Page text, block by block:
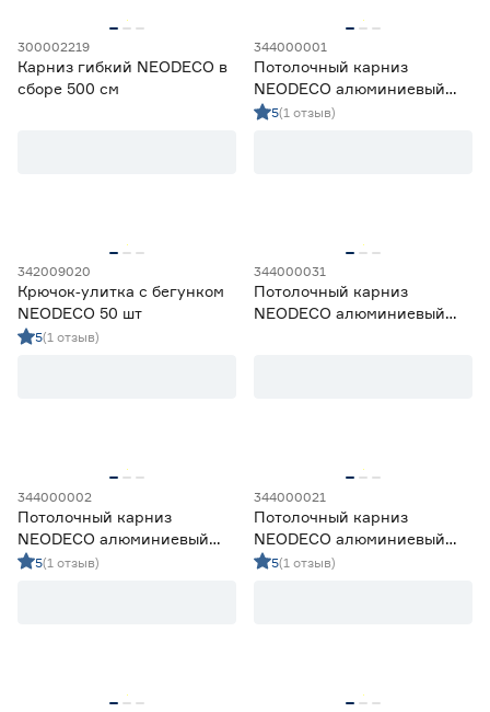
300002219
Карниз гибкий NEODECO в
сборе 500 см
344000001
Потолочный карниз
NEODECO алюминиевый
2‑рядный 180 см черный
5(1 отзыв)
342009020
Крючок‑улитка с бегунком
NEODECO 50 шт
5(1 отзыв)
344000031
Потолочный карниз
NEODECO алюминиевый
344000002
Потолочный карниз
NEODECO алюминиевый
2‑рядный 220 см черный
5(1 отзыв)
344000021
Потолочный карниз
NEODECO алюминиевый
1‑рядный 180 см черный
5(1 отзыв)